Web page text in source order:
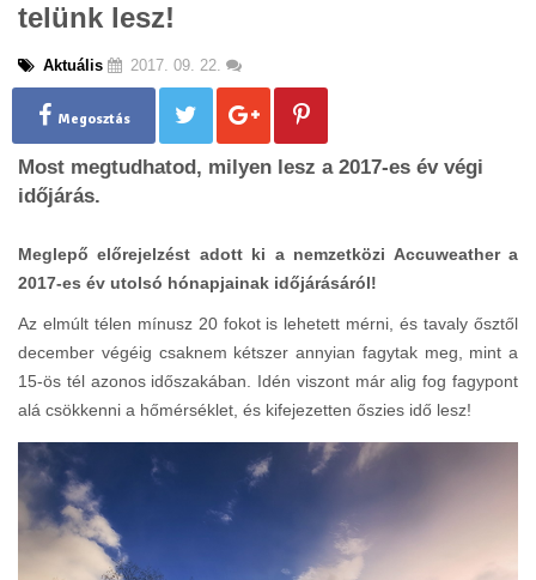
telünk lesz!
Aktuális 2017. 09. 22.
Megosztás
Most megtudhatod, milyen lesz a 2017-es év végi
időjárás.
Meglepő elő­re­jel­zést adott ki a nem­zet­közi Ac­cu­weat­her a
2017-es év utolsó hó­nap­ja­i­nak idő­já­rá­sá­ról!
Az elmúlt télen mínusz 20 fokot is lehetett mérni, és tavaly ősztől
december végéig csaknem kétszer annyian fagytak meg, mint a
15-ös tél azonos időszakában. Idén viszont már alig fog fagypont
alá csökkenni a hőmérséklet, és kifejezetten őszies idő lesz!